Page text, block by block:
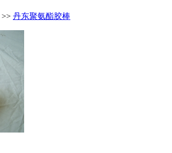
>> 丹东聚氨酯胶棒